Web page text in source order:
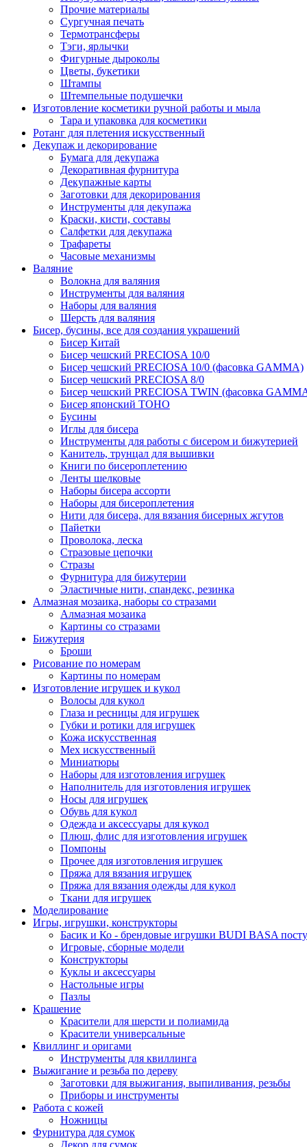
Прочие материалы
Сургучная печать
Термотрансферы
Тэги, ярлычки
Фигурные дыроколы
Цветы, букетики
Штампы
Штемпельные подушечки
Изготовление косметики ручной работы и мыла
Тара и упаковка для косметики
Ротанг для плетения искусственный
Декупаж и декорирование
Бумага для декупажа
Декоративная фурнитура
Декупажные карты
Заготовки для декорирования
Инструменты для декупажа
Краски, кисти, составы
Салфетки для декупажа
Трафареты
Часовые механизмы
Валяние
Волокна для валяния
Инструменты для валяния
Наборы для валяния
Шерсть для валяния
Бисер, бусины, все для создания украшений
Бисер Китай
Бисер чешский PRECIOSA 10/0
Бисер чешский PRECIOSA 10/0 (фасовка GAMMA)
Бисер чешский PRECIOSA 8/0
Бисер чешский PRECIOSA TWIN (фасовка
Бисер японский TOHO
Бусины
Иглы для бисера
Инструменты для работы с бисером и бижутерией
Канитель, трунцал для вышивки
Книги по бисероплетению
Ленты шелковые
Наборы бисера ассорти
Наборы для бисероплетения
Нити для бисера, для вязания бисерных жгутов
Пайетки
Проволока, леска
Стразовые цепочки
Стразы
Фурнитура для бижутерии
Эластичные нити, спандекс, резинка
Алмазная мозаика, наборы со стразами
Алмазная мозаика
Картины co стразами
Бижутерия
Броши
Рисование по номерам
Картины по номерам
Изготовление игрушек и кукол
Волосы для кукол
Глаза и ресницы для игрушек
Губки и ротики для игрушек
Кожа искусственная
Мех искусственный
Миниатюры
Наборы для изготовления игрушек
Наполнитель для изготовления игрушек
Носы для игрушек
Обувь для кукол
Одежда и аксессуары для кукол
Плюш, флис для изготовления игрушек
Помпоны
Прочее для изготовления игрушек
Пряжа для вязания игрушек
Пряжа для вязания одежды для кукол
Ткани для игрушек
Моделирование
Игры, игрушки, конструкторы
Басик и Ко - брендовые игрушки BUDI BASA
Игровые, сборные модели
Конструкторы
Куклы и аксессуары
Настольные игры
Пазлы
Крашение
Красители для шерсти и полиамида
Красители универсальные
Квиллинг и оригами
Инструменты для квиллинга
Выжигание и резьба по дереву
Заготовки для выжигания, выпиливания, резьбы
Приборы и инструменты
Работа с кожей
Ножницы
Фурнитура для сумок
Декор для сумок